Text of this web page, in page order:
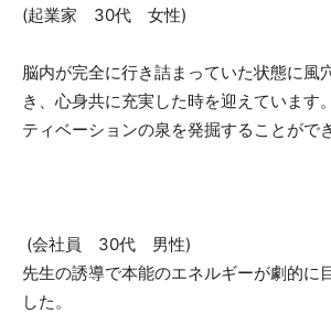
(起業家 30代 女性)
脳内が完全に行き詰まっていた状態に風
き、心身共に充実した時を迎えています
ティベーションの泉を発掘することがで
(会社員 30代 男性)
先生の誘導で本能のエネルギーが劇的に
した。